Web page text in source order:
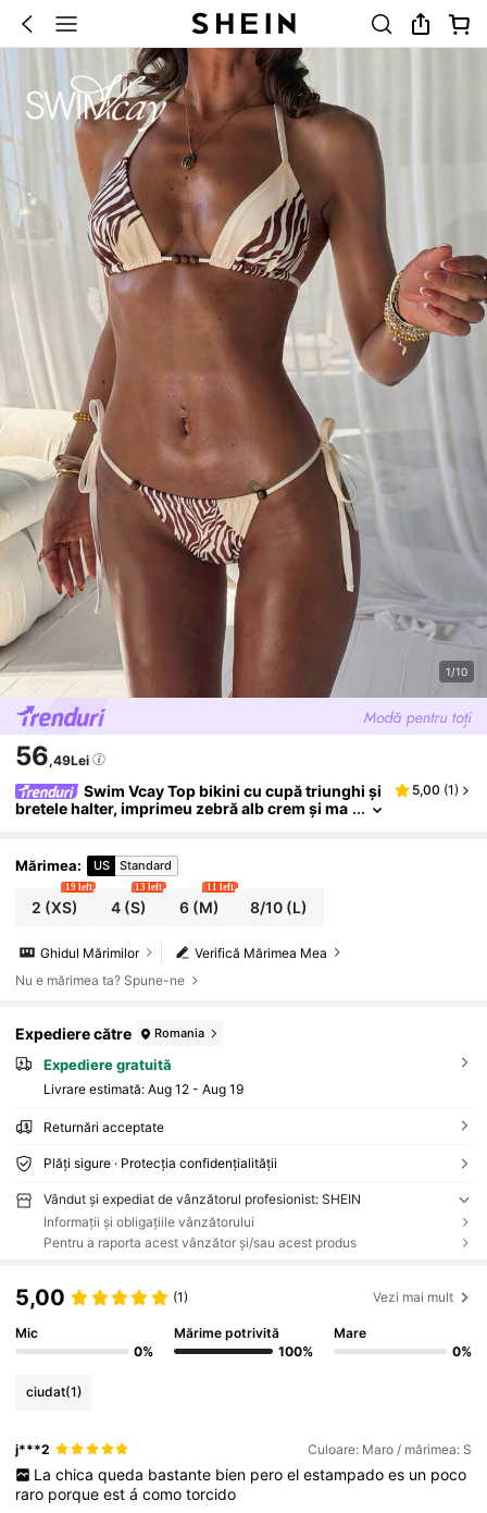
1/10
56,49Lei
Swim Vcay Top bikini cu cupă triunghi și
bretele halter, imprimeu zebră alb crem și ma
vară, insulă, festival de muzică, junglă, petrecere
pe plajă, casual, exotic, relaxat, textură naturală, v
intage, pentru tinerete energică, hot, îndrăzneț, în
crezător, vibrant, photogenic
5,00 (1)
Mărimea: US Standard
2 (XS)
19 left
4(S)
13 left
6(M)
11 left
8/10 (L)
Verifică Mărimea Mea
Ghidul Mărimilor
Nu e mărimea ta? Spune-ne
Expediere către Romania
Expediere gratuită
Livrare estimată: Aug 12 - Aug 19
Returnări acceptate
Plăți sigure · Protecția confidențialității
Vândut și expediat de vânzătorul profesionist: SHEIN
Informații și obligațiile vânzătorului
Pentru a raporta acest vânzător și/sau acest produs
5,00 (1) Vezi mai mult
Mic
0%
Mărime potrivită
100%
Mare
0%
ciudat(1)
j***2 Culoare: Maro / mărimea: S
La chica queda bastante bien pero el estampado es un poco
raro porqueestácomotorcido